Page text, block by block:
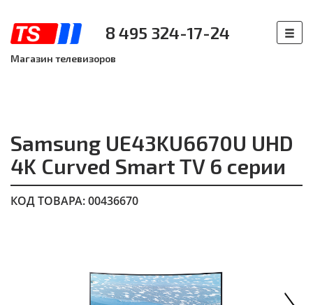
8 495 324-17-24
Магазин телевизоров
Samsung UE43KU6670U UHD
4K Curved Smart TV 6 серии
КОД ТОВАРА: 00436670